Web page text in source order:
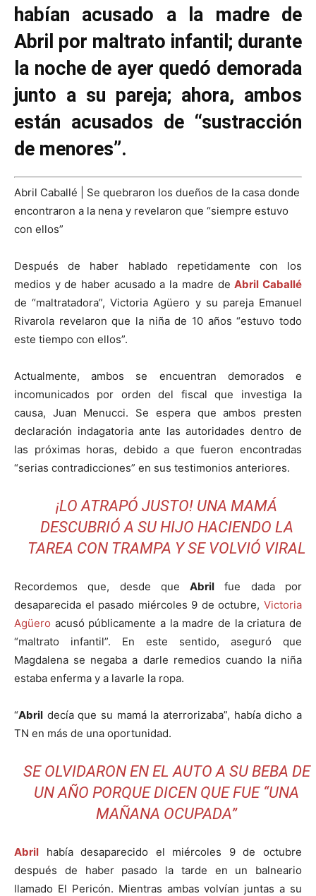
habían acusado a la madre de
Abril por maltrato infantil; durante
la noche de ayer quedó demorada
junto a su pareja; ahora, ambos
están acusados de “sustracción
de menores”.
Abril Caballé | Se quebraron los dueños de la casa donde
encontraron a la nena y revelaron que “siempre estuvo
con ellos”
Después de haber hablado repetidamente con los
medios y de haber acusado a la madre deAbril Caballé
de “maltratadora”, Victoria Agüero y su pareja Emanuel
Rivarola revelaron que la niña de 10 años “estuvo todo
este tiempo con ellos”.
Actualmente, ambos se encuentran demorados e
incomunicados por orden del fiscal que investiga la
causa, Juan Menucci. Se espera que ambos presten
declaración indagatoria ante las autoridades dentro de
las próximas horas, debido a que fueron encontradas
“serias contradicciones” en sus testimonios anteriores.
¡LO ATRAPÓ JUSTO! UNA MAMÁ
DESCUBRIÓ A SU HIJO HACIENDO LA
TAREA CON TRAMPA Y SE VOLVIÓ VIRAL
Recordemos que, desde queAbril fue dada por
desaparecida el pasado miércoles 9 de octubre, Victoria
Agüero acusó públicamente a la madre de la criatura de
“maltrato infantil”. En este sentido, aseguró que
Magdalena se negaba a darle remedios cuando la niña
estaba enferma y a lavarle la ropa.
“Abril decía que su mamá la aterrorizaba”, había dicho a
TN en más de una oportunidad.
SE OLVIDARON EN EL AUTO A SU BEBA DE
UN AÑO PORQUE DICEN QUE FUE “UNA
MAÑANA OCUPADA”
Abril había desaparecido el miércoles 9 de octubre
después de haber pasado la tarde en un balneario
llamado El Pericón. Mientras ambas volvían juntas a su